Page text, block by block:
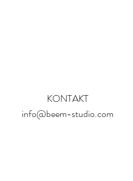
KONTAKT
info@beem-studio.com